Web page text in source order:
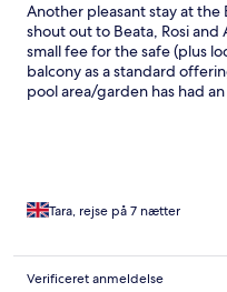
Another pleasant stay at the
shout out to Beata, Rosi
small fee for the safe (plus
balcony as a standard
pool area/garden has had
to wait and potentially not
choice, with meals on
Evening entertainment on
Tara, rejse på 7 nætter
Verificeret anmeldelse